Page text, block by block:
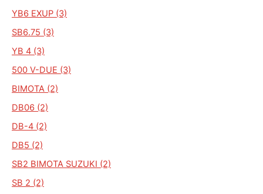
YB6 EXUP (3)
SB6.75 (3)
YB 4 (3)
500 V-DUE (3)
BIMOTA (2)
DB06 (2)
DB-4 (2)
DB5 (2)
SB2 BIMOTA SUZUKI (2)
SB 2 (2)